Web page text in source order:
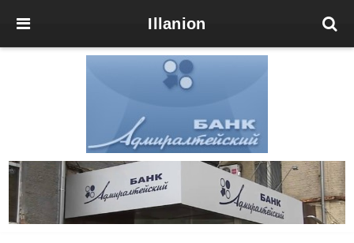
Illanion